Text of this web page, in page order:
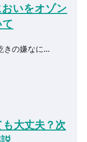
いをオゾン
きの嫌なに…
大丈夫？次